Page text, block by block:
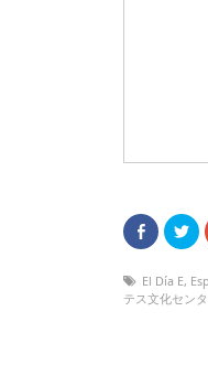
El Día E,
テス文化セン